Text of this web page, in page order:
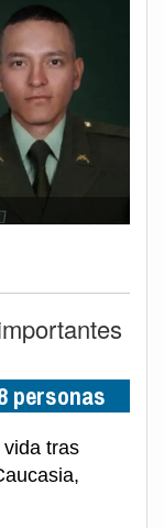
personas
tras